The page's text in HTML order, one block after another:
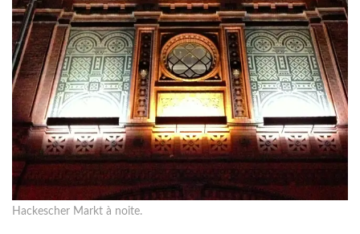
Hackescher Markt à noite.